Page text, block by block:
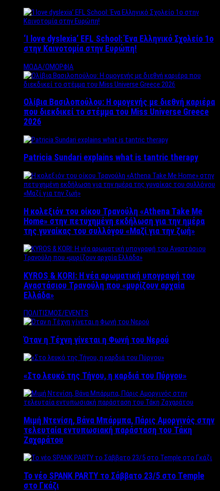
‘Ι love dyslexia’ EFL School: Ένα Ελληνικό Σχολείo 1ο
στην Καινοτομία στην Ευρώπη!
ΜΟΔΑ/ΟΜΟΡΦΙΑ
Ολίβια Βασιλοπούλου: Η ομογενής με διεθνή καριέρα
που διεκδικεί το στέμμα του Miss Universe Greece
2026
Patricia Sundari explains what is tantric therapy
Η κολεξιόν του οίκου Τρανούλη «Athena Take Me
Home» στην πετυχημένη εκδήλωση για την ημέρα
της γυναίκας του συλλόγου «Μαζί για την ζωή»
KYROS & KORI: Η νέα αρωματική υπογραφή του
Αναστάσιου Τρανούλη που «μυρίζουν αρχαία
Ελλάδα»
ΠΟΛΙΤΙΣΜΟΣ/EVENTS
Όταν η Τέχνη γίνεται η Φωνή του Νερού
«Στο λευκό της Τήνου, η καρδιά του Πύργου»
Μιμή Ντενίση, Βάνα Μπάρμπα, Πάρις Αμοργινός στην
τελευταία εντυπωσιακή παράσταση του Τάκη
Ζαχαράτου
Το νέο SPANK PARTY το Σάββατο 23/5 στο Temple
στο Γκάζι